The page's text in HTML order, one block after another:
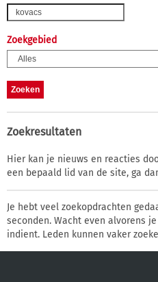
Zoekgebied
Zoekresultaten
Hier kan je nieuws en reacties
een bepaald lid van de site, ga
Je hebt veel zoekopdrachten
seconden. Wacht even alvorens
indient. Leden kunnen vaker